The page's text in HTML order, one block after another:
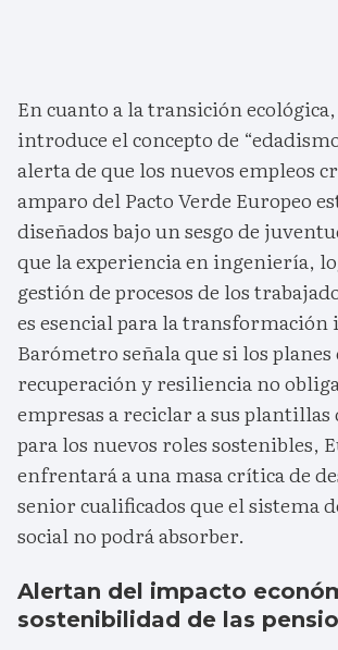
En cuanto a la transición
introduce el concepto de
alerta de que los nuevos empleos
amparo del Pacto Verde Europeo
diseñados bajo un sesgo de
que la experiencia en ingeniería,
gestión de procesos de los
es esencial para la
Barómetro señala que si los planes
recuperación y resiliencia no
empresas a reciclar a sus plantillas
para los nuevos roles sostenibles,
enfrentará a una masa crítica de
senior cualificados que el sistema
social no podrá absorber.
Alertan del impacto
sostenibilidad de las